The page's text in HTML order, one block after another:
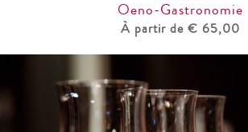
Oeno-Gastronomie
À partir de € 65,00